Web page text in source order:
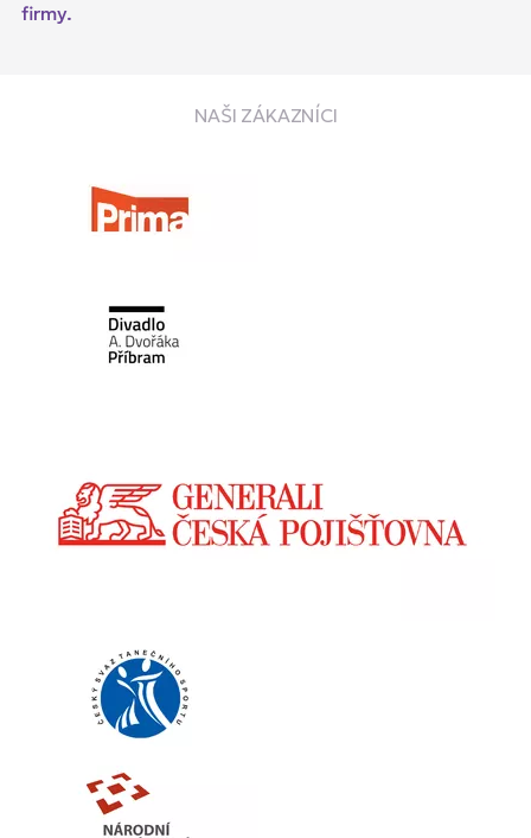
firmy.
NAŠI ZÁKAZNÍCI